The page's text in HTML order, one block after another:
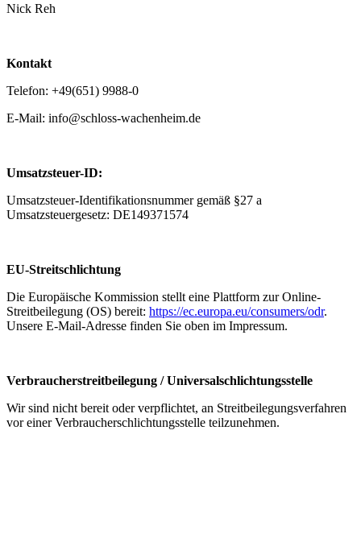
Nick Reh
Kontakt
Telefon: +49(651) 9988-0
E-Mail: info@schloss-wachenheim.de
Umsatzsteuer-ID:
Umsatzsteuer-Identifikationsnummer gemäß §27 a
Umsatzsteuergesetz: DE149371574
EU-Streitschlichtung
Die Europäische Kommission stellt eine Plattform zur Online-
Streitbeilegung (OS) bereit: https://ec.europa.eu/consumers/odr.
Unsere E-Mail-Adresse finden Sie oben im Impressum.
Verbraucherstreitbeilegung / Universalschlichtungsstelle
Wir sind nicht bereit oder verpflichtet, an Streitbeilegungsverfahren
vor einer Verbraucherschlichtungsstelle teilzunehmen.